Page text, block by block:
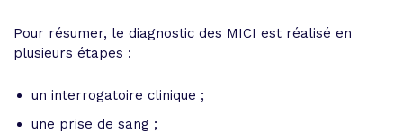
Pour résumer, le diagnostic des MICI est réalisé en
plusieurs étapes :
un interrogatoire clinique ;
une prise de sang ;